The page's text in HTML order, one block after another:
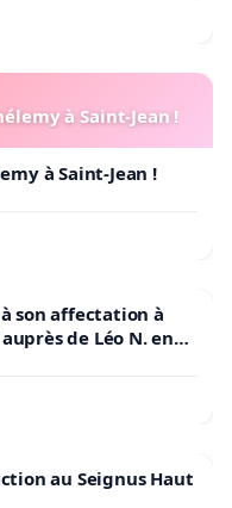
à Saint-Jean !
à Saint-Jean !
son affectation à
de Léo N. en
au Seignus Haut